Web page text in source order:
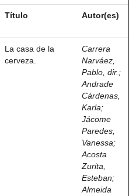
Título Autor(es)
La casa de la
cerveza.
Carrera
Narváez,
Pablo, dir. ;
Andrade
Cárdenas,
Karla;
Jácome
Paredes,
Vanessa;
Acosta
Zurita,
Esteban;
Almeida